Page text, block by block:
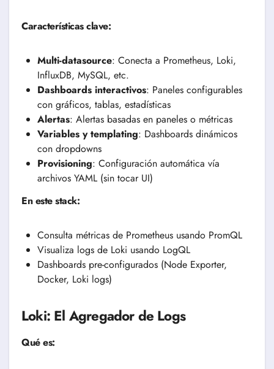
Características clave:
Multi-datasource: Conecta a Prometheus, Loki,
InfluxDB, MySQL, etc.
Dashboards interactivos: Paneles configurables
con gráficos, tablas, estadísticas
Alertas: Alertas basadas en paneles o métricas
Variables y templating: Dashboards dinámicos
con dropdowns
Provisioning: Configuración automática vía
archivos YAML (sin tocar UI)
En este stack:
Consulta métricas de Prometheus usando PromQL
Visualiza logs de Loki usando LogQL
Dashboards pre-configurados (Node Exporter,
Docker, Loki logs)
Loki: El Agregador de Logs
Qué es: